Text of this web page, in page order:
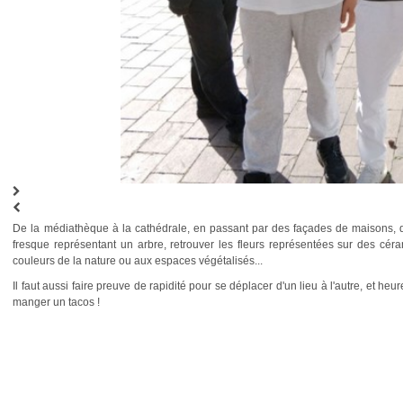
De la médiathèque à la cathédrale, en passant par des façades de
fresque représentant un arbre, retrouver les fleurs représentées sur des
couleurs de la nature ou aux espaces végétalisés...
Il faut aussi faire preuve de rapidité pour se déplacer d'un lieu à l'autre, et
manger un tacos !